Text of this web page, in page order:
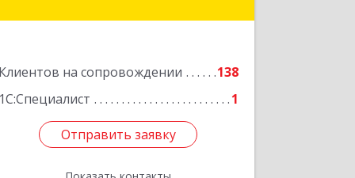
Клиентов на сопровождении
138
1С:Специалист
1
Отправить заявку
Отправить заявку